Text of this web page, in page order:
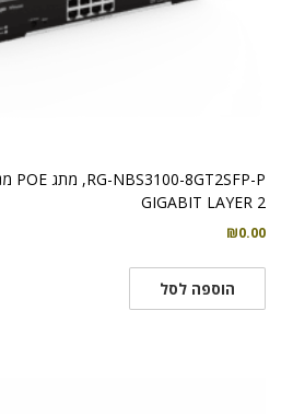
GIGABIT LAYER 2
₪0.00
הוספה לסל